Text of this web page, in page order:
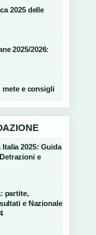
2025 delle
2025/2026:
mete e consigli
Italia 2025: Guida
e
partite,
e Nazionale